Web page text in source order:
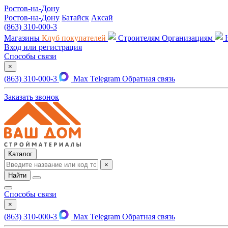
Ростов-на-Дону
Ростов-на-Дону Батайск Аксай
(863) 310-000-3
Магазины Клуб покупателей Строителям Организациям
Вход или регистрация
Способы связи
×
(863) 310-000-3 Max Telegram Обратная связь
Заказать звонок
Каталог
×
Найти
Способы связи
×
(863) 310-000-3 Max Telegram Обратная связь